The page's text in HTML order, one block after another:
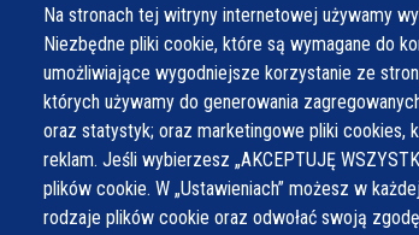
Na stronach tej witryny internetowej używamy
Niezbędne pliki cookie, które są wymagane do
umożliwiające wygodniejsze korzystanie ze
których używamy do generowania
oraz statystyk; oraz marketingowe pliki cookies,
reklam. Jeśli wybierzesz „AKCEPTUJĘ
plików cookie. W „Ustawieniach” możesz w
rodzaje plików cookie oraz odwołać swoją
ug@wilamowice.pl